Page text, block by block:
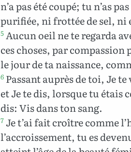
n’a pas été coupé; tu n’as
purifiée, ni frottée de sel, ni
5 Aucun oeil ne te regarda
ces choses, par
le jour de ta naissance,
6 Passant auprès de toi, Je
et Je te dis, lorsque tu étais
dis: Vis dans ton sang.
7 Je t’ai fait croître comme
l’accroissement, tu es